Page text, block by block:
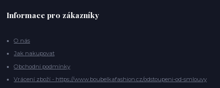
Informace pro zákazníky
O nás
Jak nakupovat
Obchodní podmínky
Vrácení zboží - https://www.boubelkafashion.cz/odstoupeni-od-smlouvy